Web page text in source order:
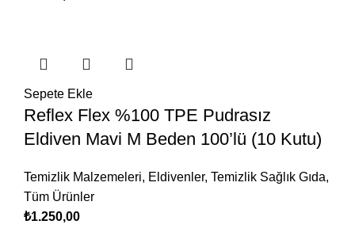
Sepete Ekle
Reflex Flex %100 TPE Pudrasız
Eldiven Mavi M Beden 100’lü (10 Kutu)
Temizlik Malzemeleri, Eldivenler, Temizlik Sağlık Gıda,
Tüm Ürünler
₺1.250,00